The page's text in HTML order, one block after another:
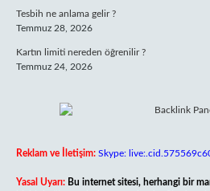
Tesbih ne anlama gelir ?
Temmuz 28, 2026
Kartın limiti nereden öğrenilir ?
Temmuz 24, 2026
Reklam ve İletişim: Skype:
Yasal Uyarı: Bu internet sitesi, herhangi bir